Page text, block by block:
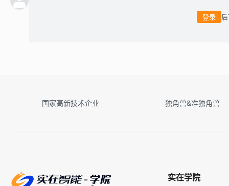
登录
国家高新技术企业 独角兽&准独角兽
实在学院